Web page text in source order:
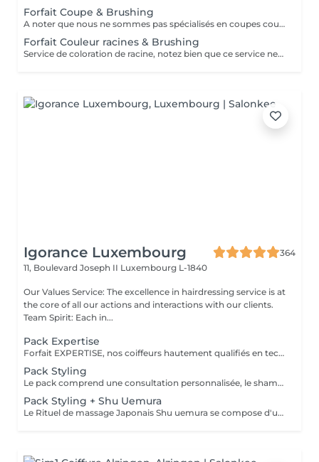
Forfait Coupe & Brushing
A noter que nous ne sommes pas spécialisés en coupes courtes.
Forfait Couleur racines & Brushing
Service de coloration de racine, notez bien que ce service ne permet pas d‘effectuer d’importants éclaircissements tel qu‘un balayage ou des mèches.
Igorance Luxembourg
364
11, Boulevard Joseph II Luxembourg L-1840
Our Values Service: The excellence in hairdressing service is at
the core of all our actions and interactions with our clients.
Team Spirit: Each in...
Pack Expertise
Forfait EXPERTISE, nos coiffeurs hautement qualifiés en technique anglo-saxonne, en formation continu et diplômés d’une académie anglaise à Paris. Vous offre une séance d’une heure avec votre coach en suivi beauté. Ce pack inclus : 1 h de prestation Un diagnostique personnalisé Shampoing spécifique Haircare Conditioner spécifique Produit de coiffage Coupe Styling Produit de finition
Pack Styling
Le pack comprend une consultation personnalisée, le shampooing et le conditionneur spécifiques REDKEN , le séchage et les produits de styling REDKEN * Tarifs à titre indicatifs à confirmer après la consultation personnalisée établit auprès de votre coiffeur/stylist/spécialiste * La direction se réserve le droit d’apporter des modifications pour le bon fonctionnement du salon
Pack Styling + Shu Uemura
Le Rituel de massage Japonais Shu uemura se compose d'un shampooing et d'un soin d'une durée de 30 minutes pour une relaxation une une réparation intense du cheveu et ensuite le pack styling